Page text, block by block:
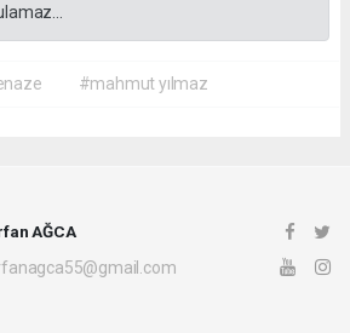
#mahmut yılmaz
AĞCA